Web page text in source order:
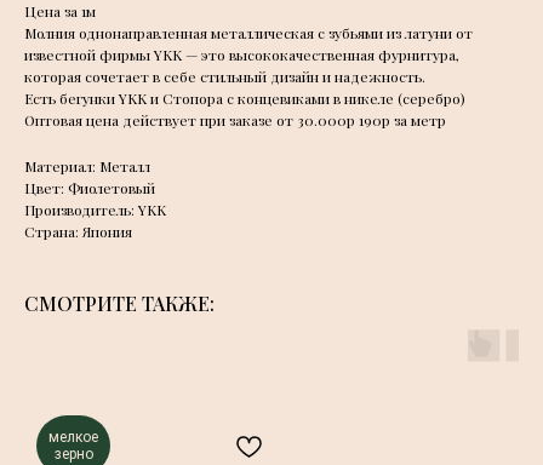
Цена за 1м
Молния однонаправленная металлическая с зубьями из латуни от
известной фирмы YKK — это высококачественная фурнитура,
которая сочетает в себе стильный дизайн и надежность.
Есть бегунки YKK и Стопора с концевиками в никеле (серебро)
Оптовая цена действует при заказе от 30.000р 190р за метр
Материал: Металл
Цвет: Фиолетовый
Производитель: YKK
Страна: Япония
СМОТРИТЕ ТАКЖЕ:
мелкое
зерно